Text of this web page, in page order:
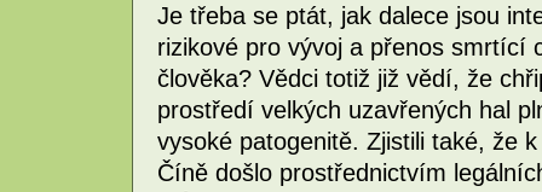
Je třeba se ptát, jak dalece jsou
rizikové pro vývoj a přenos smrtící
člověka? Vědci totiž již vědí, že
prostředí velkých uzavřených hal
vysoké patogenitě. Zjistili také, že
Číně došlo prostřednictvím